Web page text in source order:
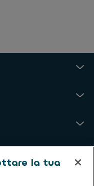
la tua